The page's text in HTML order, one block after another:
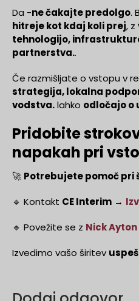
Da -ne čakajte predolgo.
hitreje kot kdaj koli prej, z
tehnologijo,
partnerstva..
Če razmišljate o vstopu v
strategija, lokalna
vodstva.lahko odločajo o
Pridobite
napakah pri
🚀 Potrebujete pomoč pri
🔹 Kontakt CE Interim →
🔹 Povežite se z Nick Ayton
Izvedimo vašo širitev